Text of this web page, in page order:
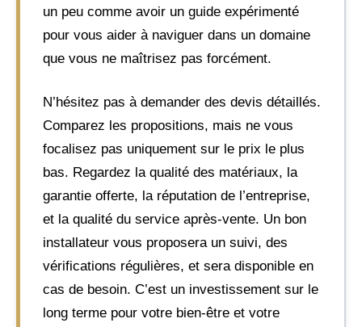
un peu comme avoir un guide expérimenté
pour vous aider à naviguer dans un domaine
que vous ne maîtrisez pas forcément.
N’hésitez pas à demander des devis détaillés.
Comparez les propositions, mais ne vous
focalisez pas uniquement sur le prix le plus
bas. Regardez la qualité des matériaux, la
garantie offerte, la réputation de l’entreprise,
et la qualité du service après-vente. Un bon
installateur vous proposera un suivi, des
vérifications régulières, et sera disponible en
cas de besoin. C’est un investissement sur le
long terme pour votre bien-être et votre